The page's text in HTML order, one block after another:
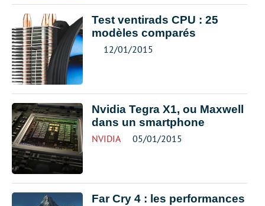
Test ventirads CPU : 25
modèles comparés
12/01/2015
Nvidia Tegra X1, ou Maxwell
dans un smartphone
NVIDIA 05/01/2015
Far Cry 4 : les performances